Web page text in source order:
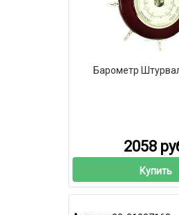
Барометр
2058
Купить